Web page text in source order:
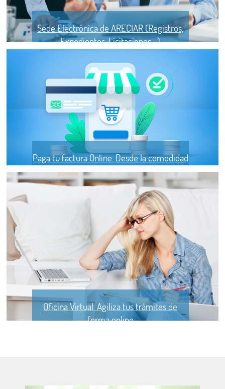
Sede Electrónica de ARECIAR (Registros,
Expedientes, Licitaciones....)
Paga tu factura Online. Desde la comodidad
de tu salón.
Oficina Virtual. Agiliza tus trámites de
forma online